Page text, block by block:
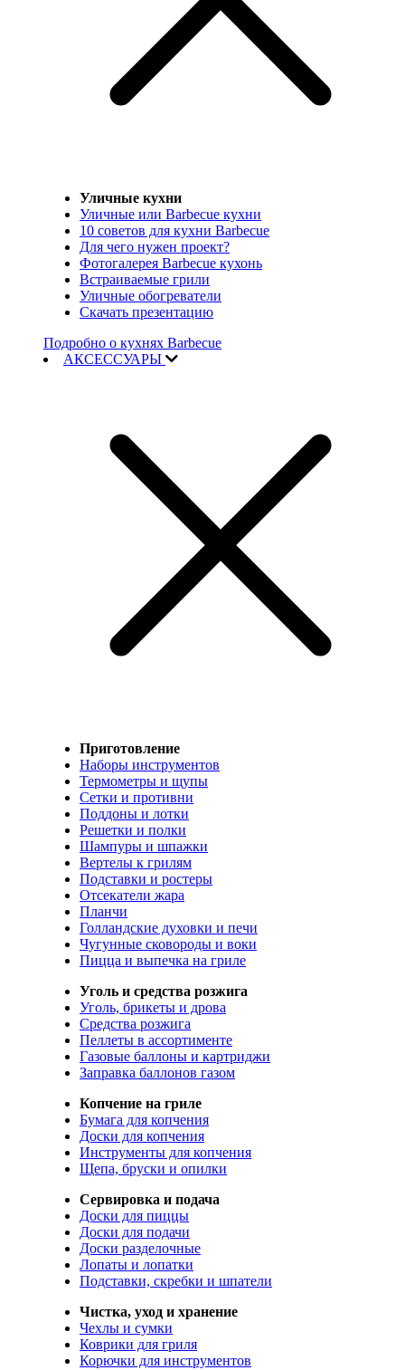
Уличные кухни
Уличные или Barbecue кухни
10 советов для кухни Barbecue
Для чего нужен проект?
Фотогалерея Barbecue кухонь
Встраиваемые грили
Уличные обогреватели
Скачать презентацию
Подробно о кухнях Barbecue
АКСЕССУАРЫ
Приготовление
Наборы инструментов
Термометры и щупы
Сетки и противни
Поддоны и лотки
Решетки и полки
Шампуры и шпажки
Вертелы к грилям
Подставки и ростеры
Отсекатели жара
Планчи
Голландские духовки и печи
Чугунные сковороды и воки
Пицца и выпечка на гриле
Уголь и средства розжига
Уголь, брикеты и дрова
Средства розжига
Пеллеты в ассортименте
Газовые баллоны и картриджи
Заправка баллонов газом
Копчение на гриле
Бумага для копчения
Доски для копчения
Инструменты для копчения
Щепа, бруски и опилки
Сервировка и подача
Доски для пиццы
Доски для подачи
Доски разделочные
Лопаты и лопатки
Подставки, скребки и шпатели
Чистка, уход и хранение
Чехлы и сумки
Коврики для гриля
Корючки для инструментов